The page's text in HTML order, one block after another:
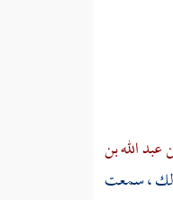
عبد الله بن
، سمعت